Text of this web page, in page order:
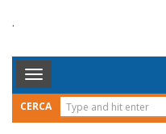
.
Toggle
Navigation
CERCA